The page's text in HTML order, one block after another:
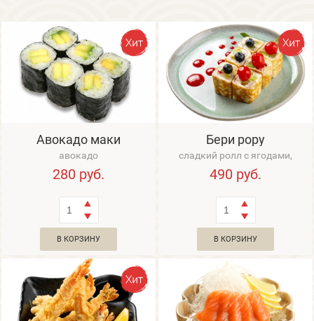
Авокадо маки
авокадо
280 руб.
В КОРЗИНУ
Бери рору
сладкий ролл с ягодами,
сливочным кремом и
клубничным соусом
490 руб.
В КОРЗИНУ